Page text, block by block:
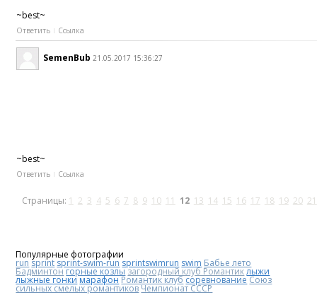
~best~
Ответить Ссылка
SemenBub 21.05.2017 15:36:27
~best~
Ответить Ссылка
Страницы: 1 2 3 4 5 6 7 8 9 10 11 12 13 14 15 16 17 18 19 20 21
Популярные фотографии
run sprint sprint-swim-run sprintswimrun swim Бабье лето
Бадминтонгорные козлы загородный клуб Романтиклыжи
лыжные гонки марафонРомантик клубсоревнованиеСоюз
сильных смелых романтиковЧемпионат СССР